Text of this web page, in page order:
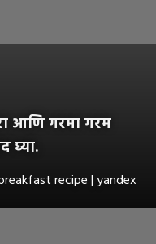
आणि गरमा गरम
घ्या.
recipe | yandex